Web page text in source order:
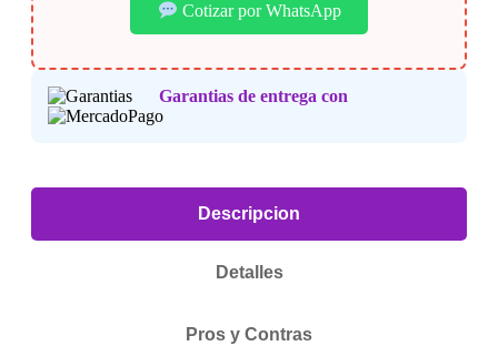
Cotizar por WhatsApp
Garantias de entrega con
Descripcion
Detalles
Pros y Contras